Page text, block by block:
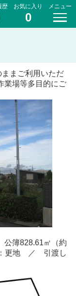
歴 お気に入り
0
メニュー
まご利用いただ
業場等多目的にご
簿828.61㎡（約
更地 ／ 引渡し